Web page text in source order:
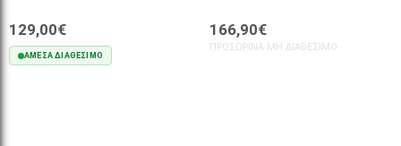
129,00€
ΆΜΕΣΑ ΔΙΑΘΈΣΙΜΟ
166,90€
ΠΡΟΣΩΡΙΝΆ ΜΗ ΔΙΑΘΈΣΙΜΟ